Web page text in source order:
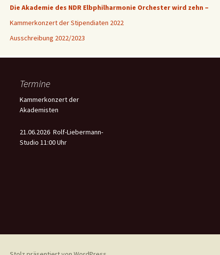
Die Akademie des NDR Elbphilharmonie Orchester wird zehn –
Kammerkonzert der Stipendiaten 2022
Ausschreibung 2022/2023
Termine
Kammerkonzert der
Akademisten
21.06.2026 Rolf-Liebermann-
Studio 11:00 Uhr